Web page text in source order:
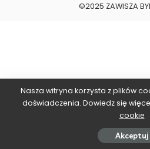
©2025 ZAWISZA
Nasza witryna korzysta z plików
doświadczenia. Dowiedz się
cookie
Akceptuj